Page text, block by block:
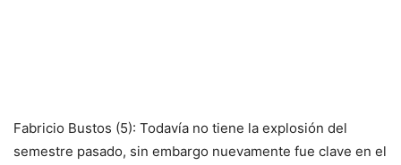
Fabricio Bustos (5): Todavía no tiene la explosión del
semestre pasado, sin embargo nuevamente fue clave en el